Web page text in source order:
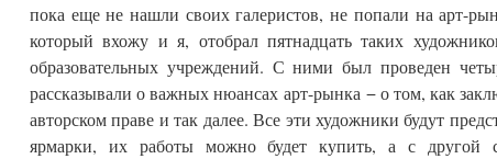
пока еще не нашли своих галеристов, не попали на арт-
который вхожу и я, отобрал пятнадцать таких
образовательных учреждений. С ними был проведен
рассказывали о важных нюансах арт-рынка − о том, как
авторском праве и так далее. Все эти художники будут
ярмарки, их работы можно будет купить, а с другой